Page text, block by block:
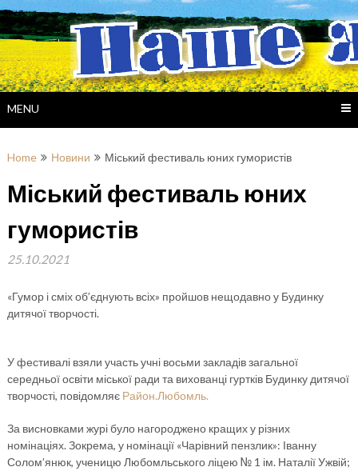
Skip
to
content
MENU
Home Новини Міський фестиваль юних гумористів
Міський фестиваль юних
гумористів
25.10.2021
«Гумор і сміх об’єднують всіх» пройшов нещодавно у Будинку
дитячої творчості.
У фестивалі взяли участь учні восьми закладів загальної
середньої освіти міської ради та вихованці гуртків Будинку дитячої
творчості, повідомляє Район.Любомль.
За висновками журі було нагороджено кращих у різних
номінаціях. Зокрема, у номінації «Чарівний пензлик»: Іванну
Солом’янюк, ученицю Любомльського ліцею № 1 ім. Наталії Ужвій;